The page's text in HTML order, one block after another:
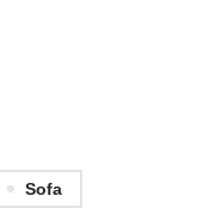
Sofa